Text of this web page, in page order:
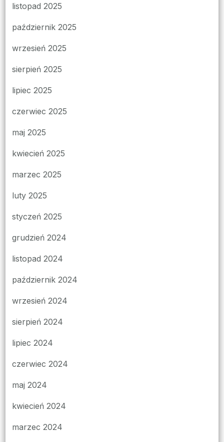
listopad 2025
październik 2025
wrzesień 2025
sierpień 2025
lipiec 2025
czerwiec 2025
maj 2025
kwiecień 2025
marzec 2025
luty 2025
styczeń 2025
grudzień 2024
listopad 2024
październik 2024
wrzesień 2024
sierpień 2024
lipiec 2024
czerwiec 2024
maj 2024
kwiecień 2024
marzec 2024